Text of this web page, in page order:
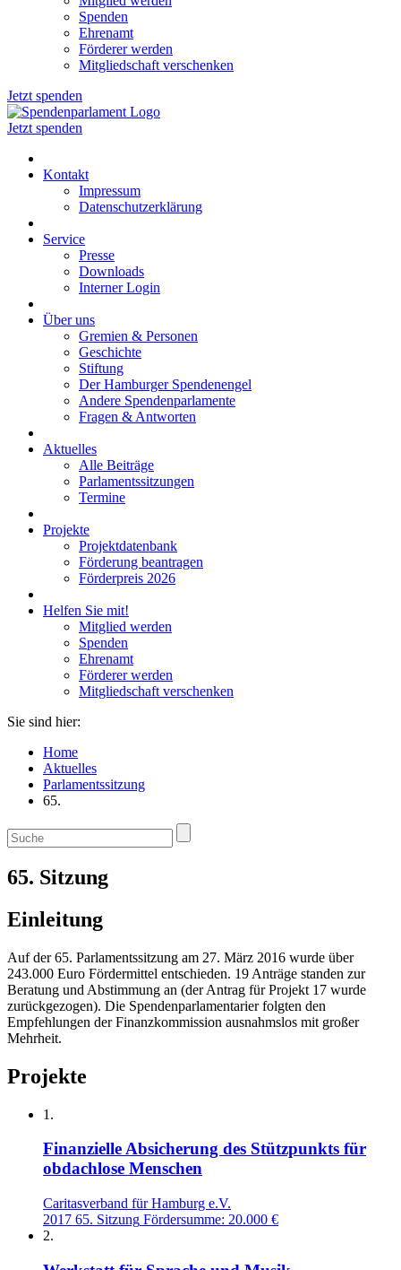
Spenden
Ehrenamt
Förderer werden
Mitgliedschaft verschenken
Jetzt spenden
Jetzt spenden
Kontakt
Impressum
Datenschutzerklärung
Service
Presse
Downloads
Interner Login
Über uns
Gremien & Personen
Geschichte
Stiftung
Der Hamburger Spendenengel
Andere Spendenparlamente
Fragen & Antworten
Aktuelles
Alle Beiträge
Parlamentssitzungen
Termine
Projekte
Projektdatenbank
Förderung beantragen
Förderpreis 2026
Helfen Sie mit!
Mitglied werden
Spenden
Ehrenamt
Förderer werden
Mitgliedschaft verschenken
Sie sind hier:
Home
Aktuelles
Parlamentssitzung
65.
65. Sitzung
Einleitung
Auf der 65. Parlamentssitzung am 27. März 2016 wurde über
243.000 Euro Fördermittel entschieden. 19 Anträge standen zur
Beratung und Abstimmung an (der Antrag für Projekt 17 wurde
zurückgezogen). Die Spendenparlamentarier folgten den
Empfehlungen der Finanzkommission ausnahmslos mit großer
Mehrheit.
Projekte
1.
Finanzielle Absicherung des Stützpunkts für
obdachlose Menschen
Caritasverband für Hamburg e.V.
2017 65. Sitzung Fördersumme: 20.000 €
2.